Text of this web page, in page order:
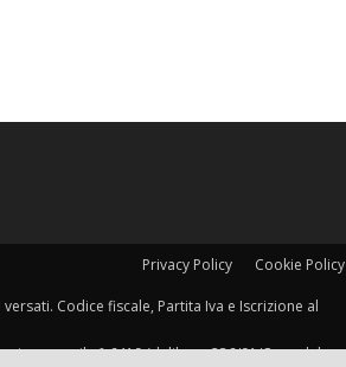
Privacy Policy Cookie Policy
Codice fiscale, Partita Iva e Iscrizione al
con il n° 6419 (delibera 236/01/Cons del